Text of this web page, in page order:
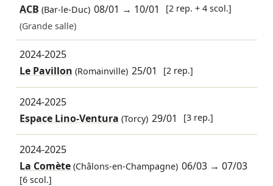
ACB (Bar-le-Duc) 08/01 → 10/01
[2 rep. + 4 scol.]
(Grande salle)
2024-2025
Le Pavillon (Romainville) 25/01 [2 rep.]
2024-2025
Espace Lino-Ventura (Torcy) 29/01 [3 rep.]
2024-2025
La Comète(Châlons-en-Champagne) 06/03 →07/03
[6 scol.]